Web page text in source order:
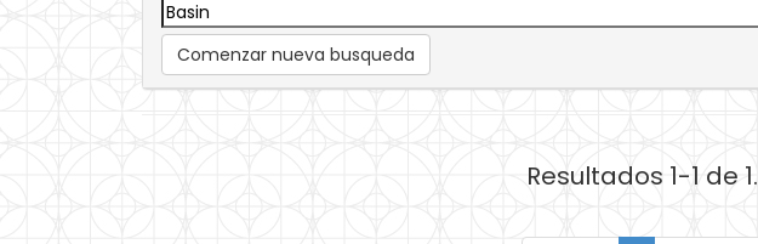
Comenzar nueva busqueda
Resultados 1-1 de 1.